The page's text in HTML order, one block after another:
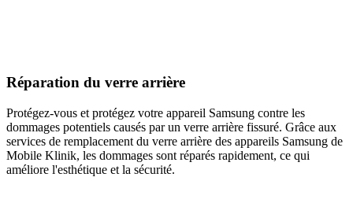
Réparation du verre arrière
Protégez-vous et protégez votre appareil Samsung contre les
dommages potentiels causés par un verre arrière fissuré. Grâce aux
services de remplacement du verre arrière des appareils Samsung de
Mobile Klinik, les dommages sont réparés rapidement, ce qui
améliore l'esthétique et la sécurité.